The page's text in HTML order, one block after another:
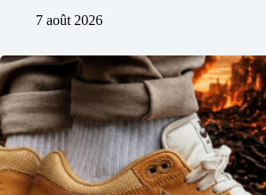
7 août 2026